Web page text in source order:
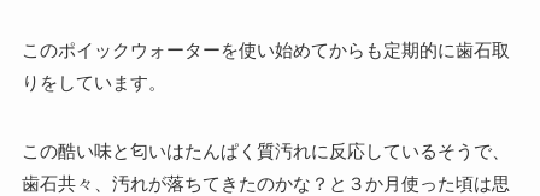
このポイックウォーターを使い始めてからも定期的に歯石取
りをしています。
この酷い味と匂いはたんぱく質汚れに反応しているそうで、
歯石共々、汚れが落ちてきたのかな？と３か月使った頃は思